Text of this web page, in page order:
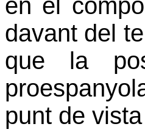
en el
davant del
que la
punt de